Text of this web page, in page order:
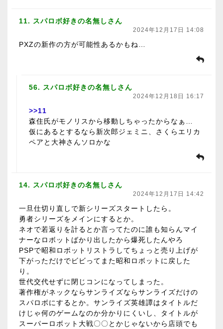
11. スパロボ好きの名無しさん
2024年12月17日 14:08
PXZの新作の方が可能性あるかもね…
56. スパロボ好きの名無しさん
2024年12月18日 16:17
>>11
森住氏がモノリスから移動しちゃったからなぁ…
仮にあるとするなら新次郎ジェミニ、さくらエリカ
ペアと大神さんソロかな
14. スパロボ好きの名無しさん
2024年12月17日 14:42
一旦仕切り直しで新シリーズスタートしたら。
勇者シリーズをメインにするとか。
ネオで若返りを計るとか言ってたのに誰も知らんマイ
ナーなロボットばかり出したから爆死したんやろ
PSPで昭和ロボットリストラしてちょっと売り上げが
下がっただけでビビってまた昭和ロボットに戻した
り。
世代交代せずに閉じコンになってしまった。
著作権がネックならサンライズならサンライズだけの
スパロボにするとか。サンライズ英雄譚はタイトルだ
けじゃ何のゲームなのか分かりにくいし、タイトルが
スーパーロボット大戦〇〇とかじゃないから店頭でも